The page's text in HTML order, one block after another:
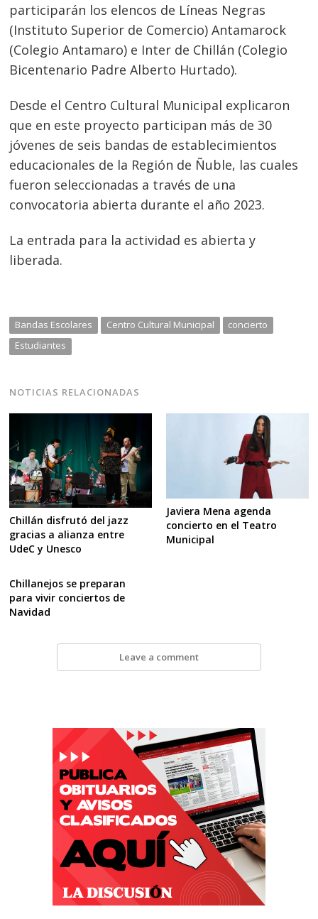
participarán los elencos de Líneas Negras
(Instituto Superior de Comercio) Antamarock
(Colegio Antamaro) e Inter de Chillán (Colegio
Bicentenario Padre Alberto Hurtado).
Desde el Centro Cultural Municipal explicaron
que en este proyecto participan más de 30
jóvenes de seis bandas de establecimientos
educacionales de la Región de Ñuble, las cuales
fueron seleccionadas a través de una
convocatoria abierta durante el año 2023.
La entrada para la actividad es abierta y
liberada.
Bandas Escolares Centro Cultural Municipal
concierto
Estudiantes
NOTICIAS RELACIONADAS
Chillán disfrutó del jazz
gracias a alianza entre
UdeC y Unesco
Javiera Mena agenda
concierto en el Teatro
Municipal
Chillanejos se preparan
para vivir conciertos de
Navidad
Leave a comment
Navegación
de
entradas